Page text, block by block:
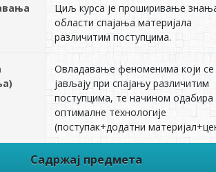
Циљ курса је проширивање
области спајања материјала
различитим поступцима.
Овладавање феноменима који се
јављају при спајању различитим
поступцима, те начином одабира
оптималне технологије
(поступак+додатни
Садржај предмета